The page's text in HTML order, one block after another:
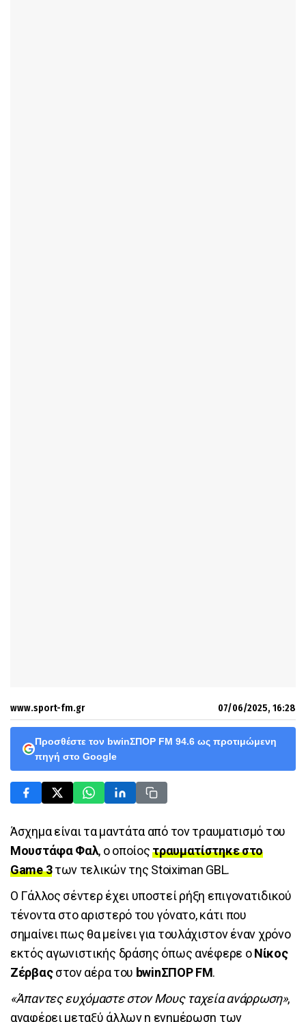
www.sport-fm.gr 07/06/2025, 16:28
Προσθέστε τον bwinΣΠΟΡ FM 94.6 ως προτιμώμενη
πηγή στο Google
Άσχημα είναι τα μαντάτα από τον τραυματισμό του
Μουστάφα Φαλ, ο οποίοςτραυματίστηκε στο
Game 3των τελικών της Stoiximan GBL.
Ο Γάλλος σέντερ έχει υποστεί ρήξη επιγονατιδικού
τένοντα στο αριστερό του γόνατο, κάτι που
σημαίνει πως θα μείνει για τουλάχιστον έναν χρόνο
εκτός αγωνιστικής δράσης όπως ανέφερε οΝίκος
Ζέρβαςστον αέρα του bwinΣΠΟΡ FM.
«Άπαντες ευχόμαστε στον Μους ταχεία ανάρρωση»,
αναφέρει μεταξύ άλλων η ενημέρωση των